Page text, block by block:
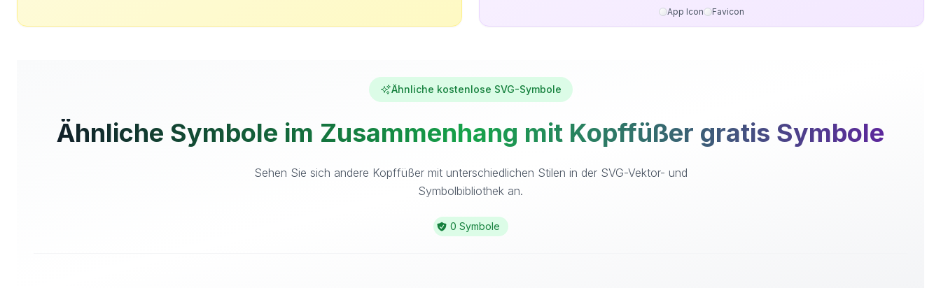
App Icon Favicon
Ähnliche kostenlose SVG-Symbole
Ähnliche Symbole im Zusammenhang mit Kopffüßer gratis Symbole
Sehen Sie sich andere Kopffüßer mit unterschiedlichen Stilen in der SVG-Vektor- und
Symbolbibliothek an.
0 Symbole